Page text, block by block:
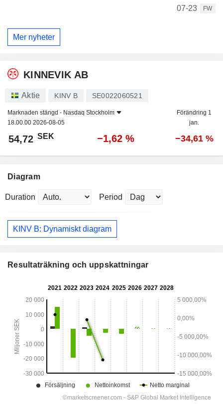
07-23
FW
Mer nyheter
KINNEVIK AB
Aktie KINV B SE0022060521
Marknaden stängd - Nasdaq Stockholm
18.00.00 2026-08-05
Förändring 1
jan.
54,72 SEK −1,62 % −34,61 %
Diagram
Duration Period
KINV B: Dynamiskt diagram
Resultaträkning och uppskattningar